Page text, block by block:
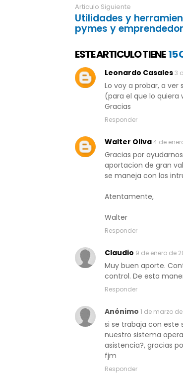
Articulo Siguiente
Utilidades y
pymes y
ESTE ARTICULO TIENE 15
Leonardo Casales3
Lo voy a probar, a
(para el que lo
Gracias
Responder
Walter Oliva4 de
Gracias por
aportacion de gran
se maneja con las
Atentamente,
Walter
Responder
Claudio 9 de enero de
Muy buen aporte.
control. De esta
Responder
Anónimo 1 de marzo de
si se trabaja con
nuestro sistema
asistencia?, gracias
fjm
Responder